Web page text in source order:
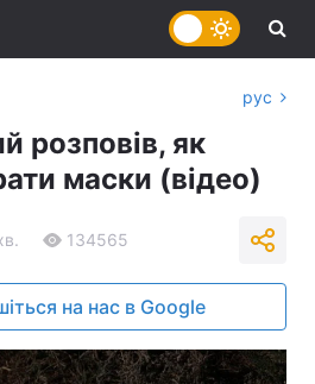
рус
розповів, як
маски (відео)
134565
на нас в Google